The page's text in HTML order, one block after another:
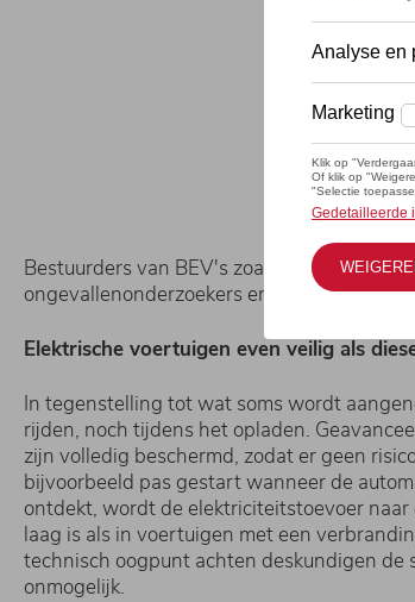
Bestuurders van BEV's zoals de nieuwe
ongevallenonderzoekers en
Elektrische voertuigen even veilig als
In tegenstelling tot wat soms wordt
rijden, noch tijdens het opladen.
zijn volledig beschermd, zodat er geen
bijvoorbeeld pas gestart wanneer de
ontdekt, wordt de elektriciteitstoevoer
laag is als in voertuigen met een
technisch oogpunt achten deskundigen
onmogelijk.